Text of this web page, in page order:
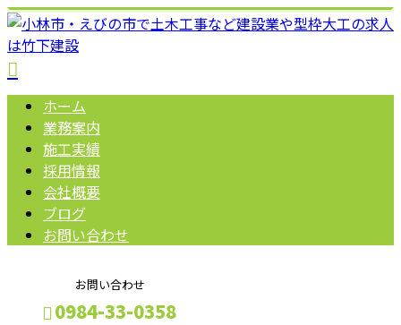
ホーム
業務案内
施工実績
採用情報
会社概要
ブログ
お問い合わせ
お問い合わせ
0984-33-0358